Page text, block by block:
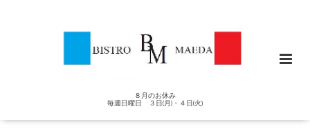
８月のお休み
毎週日曜日 ３日(月)・４日(火)